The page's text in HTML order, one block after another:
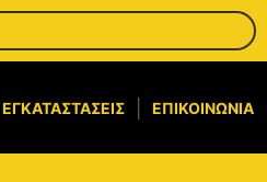
ΕΓΚΑΤΑΣΤΆΣΕΙΣ ΕΠΙΚΟΙΝΩΝΊΑ